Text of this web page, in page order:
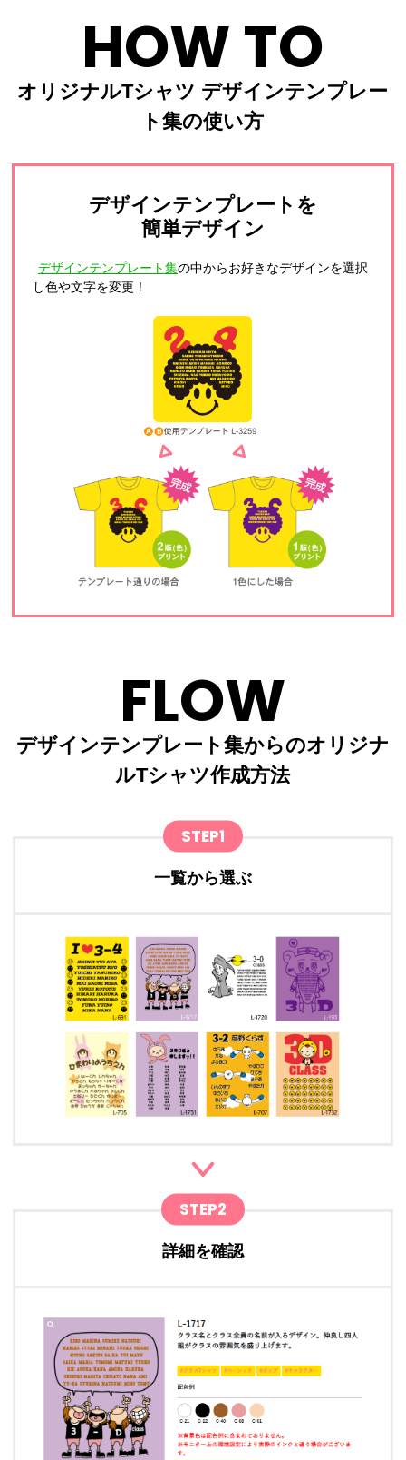
HOW TO
オリジナルTシャツ デザインテンプレー
ト集の使い方
デザインテンプレートを
簡単デザイン
デザインテンプレート集の中からお好きなデザインを選択
し色や文字を変更！
FLOW
デザインテンプレート集からのオリジナ
ルTシャツ作成方法
STEP1
一覧から選ぶ
STEP2
詳細を確認